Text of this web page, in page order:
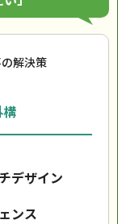
解決策
デザイン
ンス